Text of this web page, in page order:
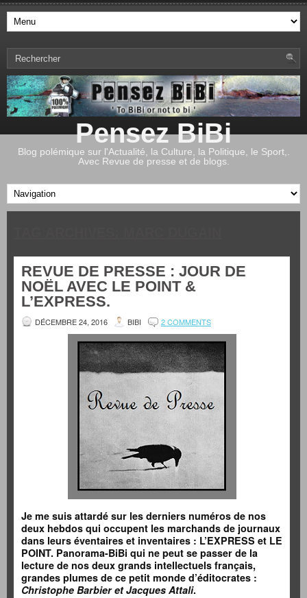
Pensez BiBi
Blog polémique sur l'Actualité, la Culture, la Politique, le Sport,.
Avec Revue de presse et de blogs.
REVUE DE PRESSE : JOUR DE
NOËL AVEC LE POINT &
L’EXPRESS.
DÉCEMBRE 24, 2016 BIBI 2 COMMENTS
Je me suis attardé sur les derniers numéros de nos
deux hebdos qui occupent les marchands de journaux
dans leurs éventaires et inventaires : L’EXPRESS et LE
POINT. Panorama-BiBi qui ne peut se passer de la
lecture de nos deux grands intellectuels français,
grandes plumes de ce petit monde d’éditocrates :
Christophe Barbier et Jacques Attali.